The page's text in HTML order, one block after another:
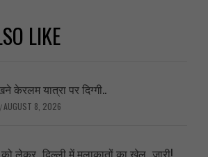
LIKE
केरलम यात्रा पर दिग्गी..
/AUGUST 8, 2026
लेकर…दिल्ली में मुलाकातों का खेल…जारी!